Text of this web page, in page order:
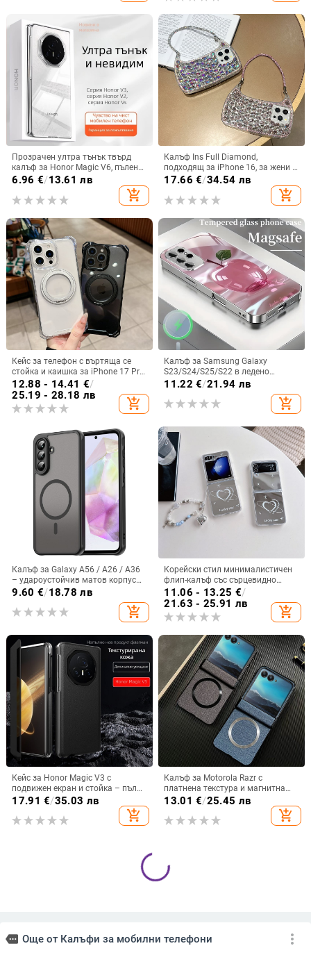
Прозрачен ултра тънък твърд
калъф за Honor Magic V6, пълен
обхват, защита от падане, за
сгъваем дисплей, с огледална
повърхност
6.96 €/13.61 лв
add_shopping_cart
Калъф Ins Full Diamond,
подходящ за iPhone 16, за жени с
14-инчова личност, огледална
рамка с 13 големи отвора и
електролитно покритие, с
17.66 €/34.54 лв
add_shopping_cart
Кейс за телефон с въртяща се
стойка и каишка за iPhone 17 Pro
Max, 16, 15 и iPhone 11
12.88 - 14.41 €/
25.19 - 28.18 лв
add_shopping_cart
Калъф за Samsung Galaxy
S23/S24/S25/S22 в ледено
кристално розово със стъклена
повърхност и метално боядисано
покритие
11.22 €/21.94 лв
add_shopping_cart
Калъф за Galaxy A56 / A26 / A36
– удароустойчив матов корпус
от PC+TPU с текстура на кожа
9.60 €/18.78 лв
add_shopping_cart
Корейски стил минималистичен
флип-калъф със сърцевидно
огледало за Samsung Galaxy Z
Flip 3/4/5
11.06 - 13.25 €/
21.63 - 25.91 лв
add_shopping_cart
Кейс за Honor Magic V3 с
подвижен екран и стойка – пълна
защита, удароустойчив, против
имитационна кожа, прецизна
17.91 €/35.03 лв
add_shopping_cart
Калъф за Motorola Razr с
платнена текстура и магнитна
панта, флип
13.01 €/25.45 лв
add_shopping_cart